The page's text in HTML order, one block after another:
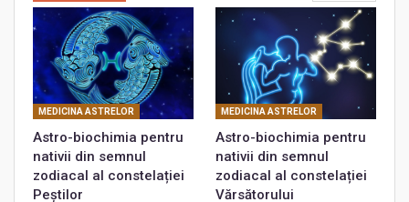
MEDICINA ASTRELOR
Astro-biochimia pentru
nativii din semnul
zodiacal al constelației
Peștilor
MEDICINA ASTRELOR
Astro-biochimia pentru
nativii din semnul
zodiacal al constelației
Vărsătorului